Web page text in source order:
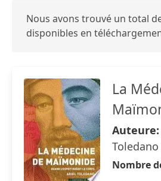
Nous avons trouvé un total
disponibles en
La
Auteure:
Toledano
Nombre